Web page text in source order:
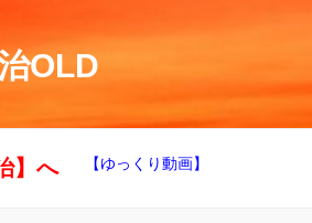
OLD
】へ 【ゆっくり動画】